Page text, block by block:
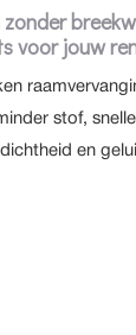
voor jouw
stof,
en